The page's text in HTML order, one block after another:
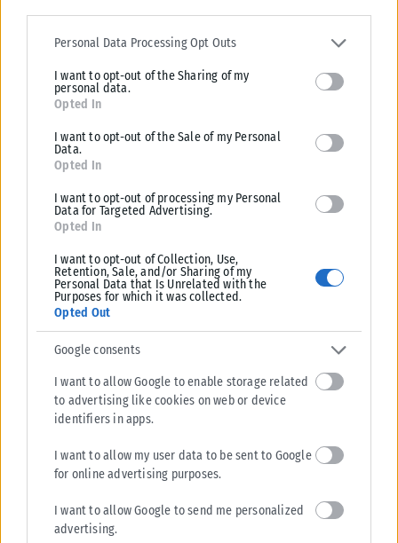
Please note that this website/app uses one or more Google
services and may gather and store information including but not
deny consent to Google and its third-party tags to use your data
for below specified purposes in below Google consent section.
Personal Data Processing Opt Outs
I want to opt-out of the Sharing of my
personal data.
Opted In
I want to opt-out of the Sale of my Personal
Data.
Opted In
I want to opt-out of processing my Personal
Data for Targeted Advertising.
Opted In
I want to opt-out of Collection, Use,
Retention, Sale, and/or Sharing of my
Personal Data that Is Unrelated with the
Purposes for which it was collected.
Opted Out
Google consents
I want to allow Google to enable storage related
to advertising like cookies on web or device
identifiers in apps.
I want to allow my user data to be sent to Google
for online advertising purposes.
I want to allow Google to send me personalized
advertising.
Θεσσαλονίκη: 30χρονος άρπαξε τσάντα από γυναίκα
30χρονος με Χρήση σωματικής βίας, αφαίρεσε τσάντα από...
ΑΝΑΡΤΉΘΗΚΕ ΑΠΌ KARFITSANEWS